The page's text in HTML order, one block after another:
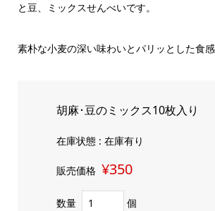
と豆、ミックスせんべいです。
素朴な小麦の深い味わいとパリッとした食感
胡麻･豆のミックス10枚入り
在庫状態 : 在庫有り
販売価格 ¥350
数量 個